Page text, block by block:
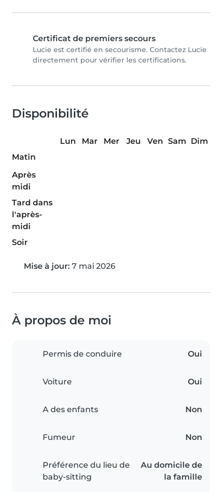
Certificat de premiers secours
Lucie est certifié en secourisme. Contactez Lucie
directement pour vérifier les certifications.
Disponibilité
Lun Mar Mer Jeu Ven Sam Dim
Matin
Après
midi
Tard dans
l'après-
midi
Soir
Mise à jour: 7 mai 2026
À propos de moi
Permis de conduire Oui
Voiture Oui
A des enfants Non
Fumeur Non
Préférence du lieu de
baby-sitting
Au domicile de
la famille